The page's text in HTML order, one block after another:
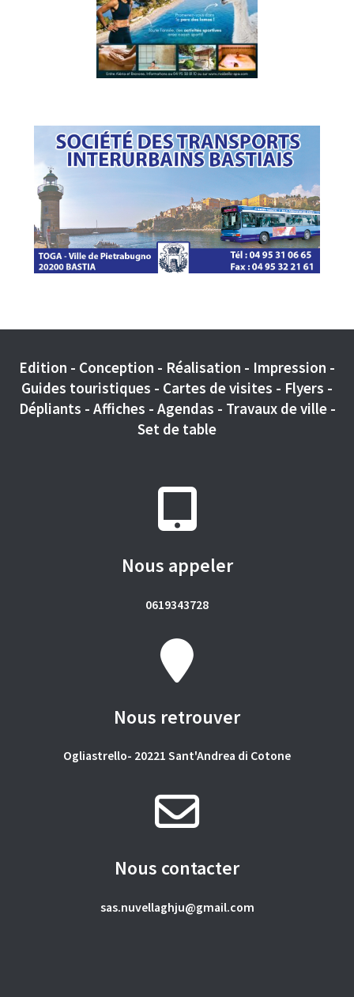
Edition - Conception - Réalisation - Impression -
Guides touristiques - Cartes de visites - Flyers -
Dépliants - Affiches - Agendas - Travaux de ville -
Set de table
Nous appeler
0619343728
Nous retrouver
Ogliastrello- 20221 Sant'Andrea di Cotone
Nous contacter
sas.nuvellaghju@gmail.com